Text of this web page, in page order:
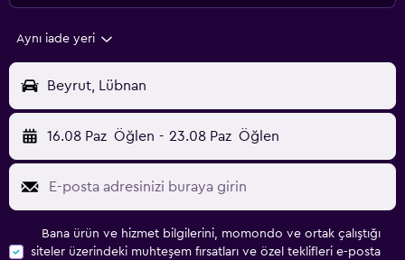
Aynı iade yeri
Beyrut, Lübnan
16.08 Paz Öğlen - 23.08 Paz Öğlen
Bana ürün ve hizmet bilgilerini, momondo ve ortak çalıştığı
siteler üzerindeki muhteşem fırsatları ve özel teklifleri e-posta